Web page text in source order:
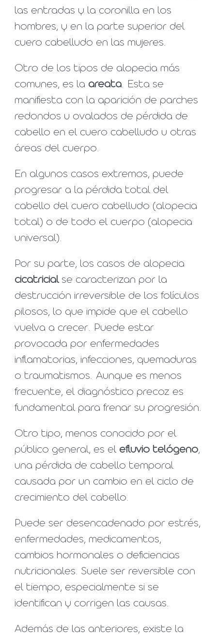
las entradas y la coronilla en los
hombres, y en la parte superior del
cuero cabelludo en las mujeres.
Otro de los tipos de alopecia más
comunes, es la areata . Esta se
manifiesta con la aparición de parches
redondos u ovalados de pérdida de
cabello en el cuero cabelludo u otras
áreas del cuerpo.
En algunos casos extremos, puede
progresar a la pérdida total del
cabello del cuero cabelludo (alopecia
total) o de todo el cuerpo (alopecia
universal).
Por su parte, los casos de alopecia
cicatricialse caracterizan por la
destrucción irreversible de los folículos
pilosos, lo que impide que el cabello
vuelva a crecer. Puede estar
provocada por enfermedades
inflamatorias, infecciones, quemaduras
o traumatismos. Aunque es menos
frecuente, el diagnóstico precoz es
fundamental para frenar su progresión.
Otro tipo, menos conocido por el
público general, es el efluvio telógeno,
una pérdida de cabello temporal
causada por un cambio en el ciclo de
crecimiento del cabello.
Puede ser desencadenado por estrés,
enfermedades, medicamentos,
cambios hormonales o deficiencias
nutricionales. Suele ser reversible con
el tiempo, especialmente si se
identifican y corrigen las causas.
Además de las anteriores, existe la